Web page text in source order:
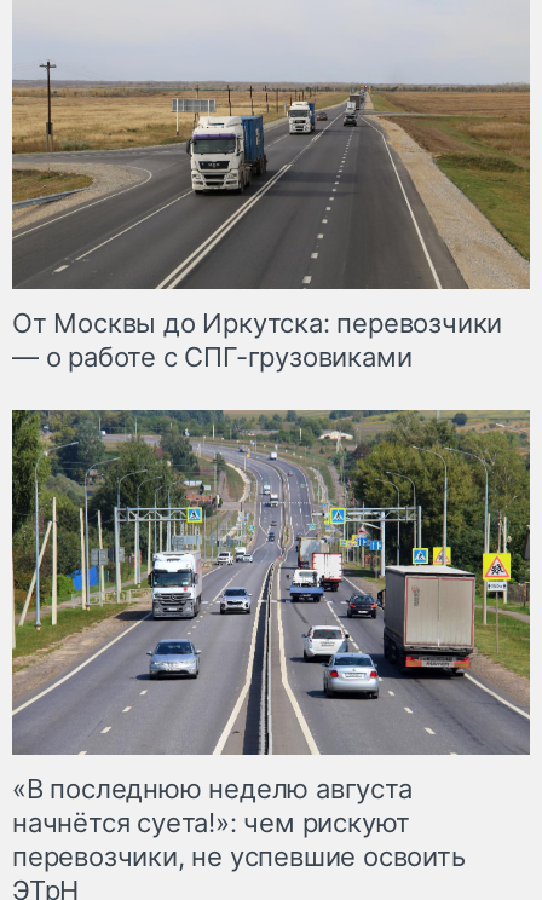
От Москвы до Иркутска: перевозчики
— о работе с СПГ-грузовиками
«В последнюю неделю августа
начнётся суета!»: чем рискуют
перевозчики, не успевшие освоить
ЭТрН